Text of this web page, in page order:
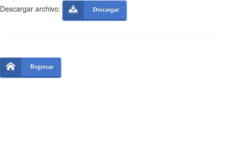
Descargar archivo: Descargar
Regresar